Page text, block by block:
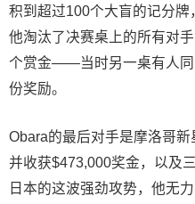
积到超过100个大盲的记分牌
他淘汰了决赛桌上的所有对
个赏金——当时另一桌有人同
份奖励。
Obara的最后对手是摩洛哥
并收获$473,000奖金，以及
日本的这波强劲攻势，他无力